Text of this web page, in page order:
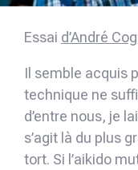
Essai d’André
Il semble acquis
technique ne
d’entre nous, je
s’agit là du plus
tort. Si l’aikido